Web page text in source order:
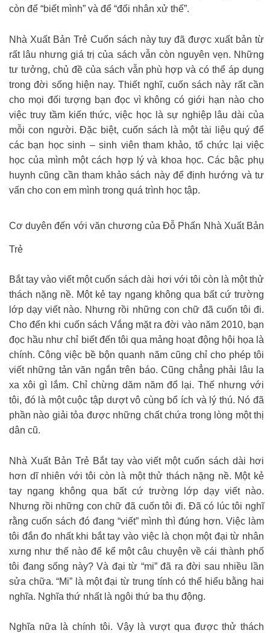
còn để “biết mình” và để “đối nhân xử thế”.
Nhà Xuất Bản Trẻ Cuốn sách này tuy đã được xuất bản từ
rất lâu nhưng giá trị của sách vẫn còn nguyên vẹn. Những
tư tưởng, chủ đề của sách vẫn phù hợp và có thể áp dụng
trong đời sống hiện nay. Thiết nghĩ, cuốn sách này rất cần
cho mọi đối tượng bạn đọc vì không có giới hạn nào cho
việc truy tầm kiến thức, việc học là sự nghiệp lâu dài của
mỗi con người. Đặc biệt, cuốn sách là một tài liệu quý để
các bạn học sinh – sinh viên tham khảo, tổ chức lại việc
học của mình một cách hợp lý và khoa học. Các bậc phụ
huynh cũng cần tham khảo sách này để định hướng và tư
vấn cho con em mình trong quá trình học tập.
Cơ duyên đến với văn chương của Đỗ Phấn Nhà Xuất Bản
Trẻ
Bắt tay vào viết một cuốn sách dài hơi với tôi còn là một thử
thách nặng nề. Một kẻ tay ngang không qua bất cứ trường
lớp dạy viết nào. Nhưng rồi những con chữ đã cuốn tôi đi.
Cho đến khi cuốn sách Vắng mặt ra đời vào năm 2010, bạn
đọc hầu như chỉ biết đến tôi qua mảng hoạt động hội họa là
chính. Công việc bề bộn quanh năm cũng chỉ cho phép tôi
viết những tản văn ngắn trên báo. Cũng chẳng phải lâu la
xa xôi gì lắm. Chỉ chừng dăm năm đổ lại. Thế nhưng với
tôi, đó là một cuộc tập dượt vô cùng bổ ích và lý thú. Nó đã
phần nào giải tỏa được những chất chứa trong lòng một thị
dân cũ.
Nhà Xuất Bản Trẻ Bắt tay vào viết một cuốn sách dài hơi
hơn dĩ nhiên với tôi còn là một thử thách nặng nề. Một kẻ
tay ngang không qua bất cứ trường lớp dạy viết nào.
Nhưng rồi những con chữ đã cuốn tôi đi. Đã có lúc tôi nghĩ
rằng cuốn sách đó đang “viết” mình thì đúng hơn. Việc làm
tôi đắn đo nhất khi bắt tay vào việc là chọn một đại từ nhân
xưng như thế nào để kể một câu chuyện về cái thành phố
tôi đang sống này? Và đại từ “mi” đã ra đời sau nhiều lần
sửa chữa. “Mi” là một đại từ trung tính có thể hiểu bằng hai
nghĩa. Nghĩa thứ nhất là ngôi thứ ba thụ động.
Nghĩa nữa là chính tôi. Vậy là vượt qua được thử thách